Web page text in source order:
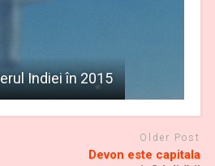
Indiei în 2015
Older Post
Devon este capitala